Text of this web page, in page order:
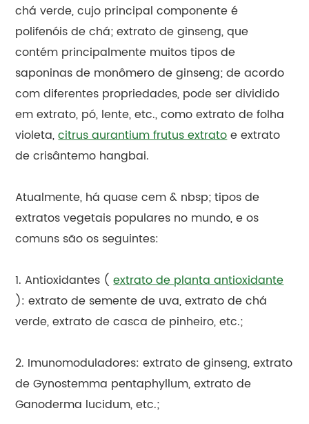
chá verde, cujo principal componente é
polifenóis de chá; extrato de ginseng, que
contém principalmente muitos tipos de
saponinas de monômero de ginseng; de acordo
com diferentes propriedades, pode ser dividido
em extrato, pó, lente, etc., como extrato de folha
violeta,citrus aurantium frutus extratoe extrato
de crisântemo hangbai.
Atualmente, há quase cem & nbsp; tipos de
extratos vegetais populares no mundo, e os
comuns são os seguintes:
1. Antioxidantes (extrato de planta antioxidante
): extrato de semente de uva, extrato de chá
verde, extrato de casca de pinheiro, etc.;
2. Imunomoduladores: extrato de ginseng, extrato
de Gynostemma pentaphyllum, extrato de
Ganoderma lucidum, etc.;